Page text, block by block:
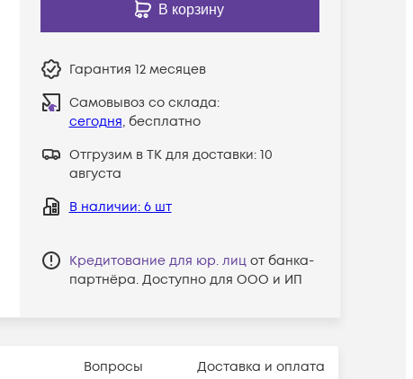
В корзину
Гарантия 12 месяцев
Самовывоз со склада:
сегодня, бесплатно
Отгрузим в ТК для доставки: 10
августа
В наличии: 6 шт
Кредитование для юр. лиц от банка-
партнёра. Доступно для ООО и ИП
Вопросы Доставка и оплата